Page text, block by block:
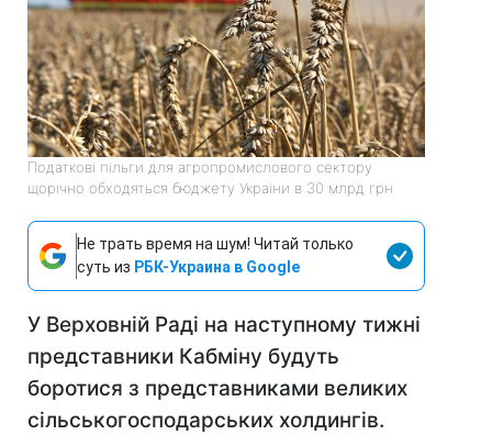
Податкові пільги для агропромислового сектору
щорічно обходяться бюджету України в 30 млрд грн
Не трать время на шум! Читай только
суть из РБК-Украина в Google
У Верховній Раді на наступному тижні
представники Кабміну будуть
боротися з представниками великих
сільськогосподарських холдингів.